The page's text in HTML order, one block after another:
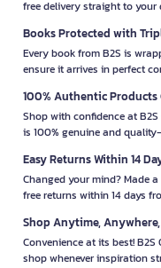
free delivery straight to your
Books Protected with
Every book from B2S is
ensure it arrives in perfect
100% Authentic Products
Shop with confidence at
is 100% genuine and
Easy Returns Within 14
Changed your mind? Made
free returns within 14 days
Shop Anytime,
Convenience at its best!
shop whenever inspiration